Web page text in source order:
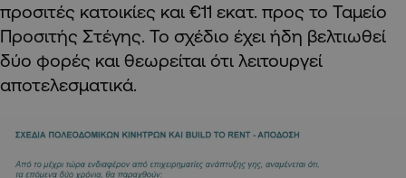
προσιτές κατοικίες και €11 εκατ. προς το Ταμείο
Προσιτής Στέγης. Το σχέδιο έχει ήδη βελτιωθεί
δύο φορές και θεωρείται ότι λειτουργεί
αποτελεσματικά.